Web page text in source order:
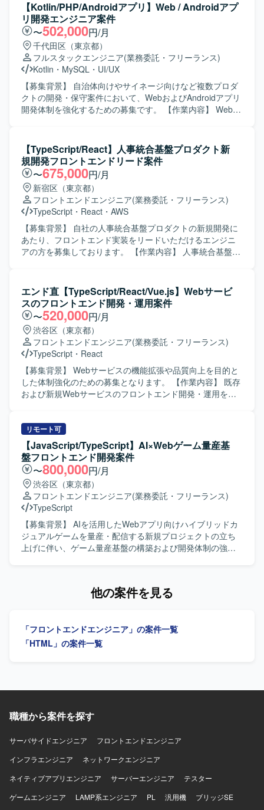
ベースは PostgreSQL を利用します。 開発言語等は
TypeScript、Vitest、Python、Django、Django REST
Framework です。
【Kotlin/PHP/Androidアプリ】Web / Androidアプ
リ開発エンジニア案件
〜502,000円/月
千代田区（東京都）
フルスタックエンジニア(業務委託・フリーランス)
Kotlin ・ MySQL ・ UI/UX
【募集背景】 自治体向けやサイネージ向けなど複数プロダ
クトの開発・保守案件において、WebおよびAndroidアプリ
開発体制を強化するための募集です。 【作業内容】 Webア
いただきます。 具体的には、自治体向け健康管理アプリの
Web／Androidアプリ開発、サイネージ受付システムの
Androidアプリ開発、PHP／Node.jsを用いたバックエン
ド・Webシステム開発、KotlinによるAndroidネイティブア
プリ開発、REST API連携やDB設計、管理画面開発、UI/UX
改善、機能追加・改修対応、iOS／Web／サーバーサイドと
の仕様調整・連携開発、Firebaseやクラウドサービスを利
用したアプリ連携、保守運用や障害調査、パフォーマンス
改善対応などを行っていただきます。 【求める人物像】 フ
ロントエンドからバックエンドまで幅広い領域に対して主
題に対して自ら提案しながら改善を進めていける方が望ま
しいです。 【ポジションの魅力】 WebとAndroidネイティ
ブ双方の開発に携わることで、フルスタック寄りのスキル
を身につけることができます。自治体やヘルスケア領域な
ど社会貢献性の高いプロダクトに関わりながら、設計から
運用まで一連の開発プロセスを経験できる環境です。 【開
発環境】 Kotlinを中心としたAndroidネイティブアプリ開発
に加え、PHP／Node.jsによるバックエンド開発、MySQL／
PostgreSQLなどのRDBを用いたシステム構成です。Gitを用
いたチーム開発を行い、Firebaseや各種クラウドサービス
【TypeScript/React】人事統合基盤プロダクト新
規開発フロントエンドリード案件
〜675,000円/月
新宿区（東京都）
フロントエンドエンジニア(業務委託・フリーランス)
TypeScript ・ React ・ AWS
【募集背景】 自社の人事統合基盤プロダクトの新規開発に
あたり、フロントエンド実装をリードいただけるエンジニ
アの方を募集しております。 【作業内容】 人事統合基盤の
プリケーション開発や、バックエンドのREST APIとの連携
実装を担当していただきます。 AIコーディングツールを活
用した開発フローの整備や生産性向上の推進、コンポーネ
ント設計やUIライブラリの整備も行っていただきます。 ま
た、社員エンジニアへの技術展開やドキュメント整備にも
携わっていただきます。 【求める人物像】 AIツールを積極
的に取り入れ、自律的に開発生産性を高めていける方を求
めております。 社員エンジニアへ技術やノウハウをわかり
やすく共有できるコミュニケーション力をお持ちの方を歓
迎いたします。 仕様が確定しきっていないフェーズでも、
設計ができる方にマッチするポジションです。 【ポジショ
ンの魅力】 人事領域の統合基盤プロダクトの新規開発に、
フロントエンドリードとして深く関わっていただけます。
AIコーディングツールを積極的に活用しながら、開発フロ
ーやナレッジの整備を主導できる環境です。 長期的なプロ
ジェクトの中で、UI/UXやアーキテクチャの設計思想をプロ
ダクト全体に反映していく経験を積んでいただけます。
【開発環境】 言語はTypeScriptを使用し、フレームワーク
としてReactを採用しております。 インフラには
AWS（CloudFront, S3, ECS）を利用しており、GitHubや
Slack、Backlogなどのツールを用いて開発を進めておりま
エンド直【TypeScript/React/Vue.js】Webサービ
スのフロントエンド開発・運用案件
〜520,000円/月
渋谷区（東京都）
フロントエンドエンジニア(業務委託・フリーランス)
TypeScript ・ React
【募集背景】 Webサービスの機能拡張や品質向上を目的と
した体制強化のための募集となります。 【作業内容】 既存
および新規Webサービスのフロントエンド開発・運用を担
貫してご対応いただきます。1人称で主体的にタスクを進め
つつ、チームメンバーと連携しながら機能追加や改修、UI
改善などを行っていただきます。 【求める人物像】 新しい
技術や知識の習得に積極的で、自ら課題を見つけて提案・
改善に取り組んでいただける方を求めております。チーム
内外とのコミュニケーションを大切にし、協調性を持って
開発を進められる方が望ましいです。 【ポジションの魅
力】 フロントエンド領域において上流工程から一貫して携
わることができ、モダンな技術スタックを活用しながら
Webサービス開発の経験を幅広く積むことができます。主
体的な提案や工夫が歓迎される環境のため、技術力と提案
CSS設計手法、CMSやテンプレートエンジン、CSSプリプ
リモート可
【JavaScript/TypeScript】AI×Webゲーム量産基
盤フロントエンド開発案件
〜800,000円/月
渋谷区（東京都）
フロントエンドエンジニア(業務委託・フリーランス)
TypeScript
【募集背景】 AIを活用したWebアプリ向けハイブリッドカ
ジュアルゲームを量産・配信する新規プロジェクトの立ち
上げに伴い、ゲーム量産基盤の構築および開発体制の強化
を前提とした新しい開発スタイルを取り入れながら、機能
た、ご自身で企画・設計したゲームを実際に開発し、両ス
トアへ配信していただくことも可能なポジションです。
を追求できる方を求めております。 【ポジションの魅力】
当していただき、開発したゲームをスピーディーにストア
へリリースしユーザーへ届ける経験を数多く積める環境で
す。AIを活用したゲーム量産プロジェクトの立ち上げフェ
ーズから参画できるため、前例のないゲーム量産基盤をゼ
ロから設計構築でき、大きな裁量を持って開発に取り組め
で実践でき、今後の開発の標準形をつくり上げていくフェ
ーズに携わることができます。少人数体制ならではのスピ
他の案件を見る
「フロントエンドエンジニア」の案件一覧
「HTML」の案件一覧
職種から案件を探す
サーバサイドエンジニア
フロントエンドエンジニア
インフラエンジニア
ネットワークエンジニア
ネイティブアプリエンジニア
サーバーエンジニア
テスター
ゲームエンジニア
LAMP系エンジニア PL 汎用機
ブリッジSE